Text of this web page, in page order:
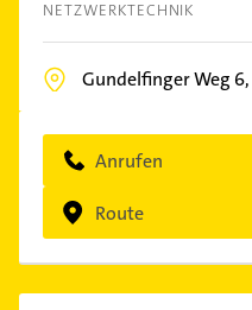
NETZWERKTECHNIK
Gundelfinger Weg 6,
Anrufen
Route